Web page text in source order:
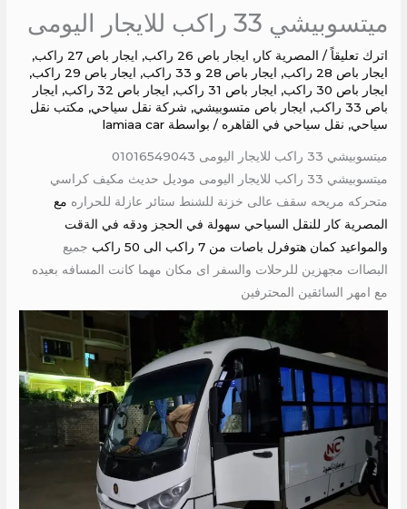
ميتسوبيشي 33 راكب للايجار اليومى
اترك تعليقاً / المصرية كار, ايجار باص 26 راكب , ايجار باص 27 راكب
,
ايجار باص 28 راكب
, ايجار باص 28 و 33 راكب , ايجار باص 29 راكب
,
ايجار باص 30 راكب
, ايجار باص 31 راكب , ايجار باص 32 راكب , ايجار
باص 33 راكب
, ايجار باص متسوبيشي, شركة نقل سياحي, مكتب نقل
سياحي, نقل سياحي في القاهره / بواسطة lamiaa car
ميتسوبيشي 33 راكب للايجار اليومى 01016549043
ميتسوبيشي 33 راكب للايجار اليومى موديل حديث مكيف كراسي
متحركه مريحه سقف عالى خزنة للشنط ستائر عازلة للحراره مع
المصرية كار للنقل السياحي سهولة في الحجز ودقه في الةقت
والمواعيد كمان هتوفرل باصات من 7 راكب الى 50 راكب
جميع
البصاات مجهزين للرحلات والسفر اى مكان مهما كانت المسافه بعيده
مع امهر السائقين المحترفين